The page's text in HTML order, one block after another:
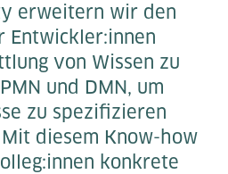
erweitern wir den
Entwickler:innen
von Wissen zu
und DMN, um
zu spezifizieren
diesem Know-how
konkrete